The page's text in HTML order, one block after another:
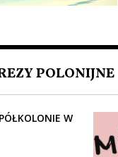
POLONIJNE
W